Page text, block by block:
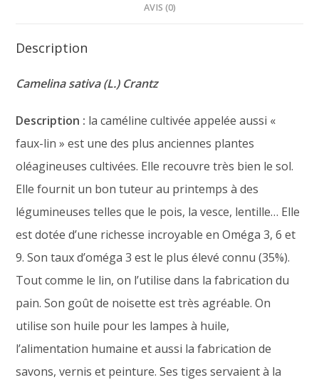
AVIS (0)
Description
Camelina sativa (L.) Crantz
Description : la caméline cultivée appelée aussi «
faux-lin » est une des plus anciennes plantes
oléagineuses cultivées. Elle recouvre très bien le sol.
Elle fournit un bon tuteur au printemps à des
légumineuses telles que le pois, la vesce, lentille… Elle
est dotée d’une richesse incroyable en Oméga 3, 6 et
9. Son taux d’oméga 3 est le plus élevé connu (35%).
Tout comme le lin, on l’utilise dans la fabrication du
pain. Son goût de noisette est très agréable. On
utilise son huile pour les lampes à huile,
l’alimentation humaine et aussi la fabrication de
savons, vernis et peinture. Ses tiges servaient à la